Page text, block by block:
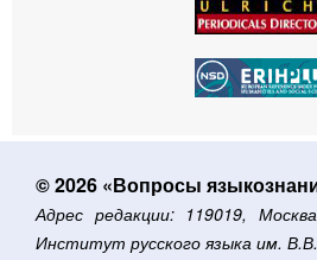
© 2026 «Вопросы
Адрес редакции: 119019,
Институт русского языка им.